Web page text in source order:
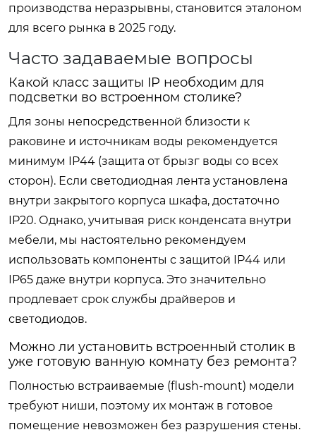
производства неразрывны, становится эталоном
для всего рынка в 2025 году.
Часто задаваемые вопросы
Какой класс защиты IP необходим для
подсветки во встроенном столике?
Для зоны непосредственной близости к
раковине и источникам воды рекомендуется
минимум IP44 (защита от брызг воды со всех
сторон). Если светодиодная лента установлена
внутри закрытого корпуса шкафа, достаточно
IP20. Однако, учитывая риск конденсата внутри
мебели, мы настоятельно рекомендуем
использовать компоненты с защитой IP44 или
IP65 даже внутри корпуса. Это значительно
продлевает срок службы драйверов и
светодиодов.
Можно ли установить встроенный столик в
уже готовую ванную комнату без ремонта?
Полностью встраиваемые (flush-mount) модели
требуют ниши, поэтому их монтаж в готовое
помещение невозможен без разрушения стены.